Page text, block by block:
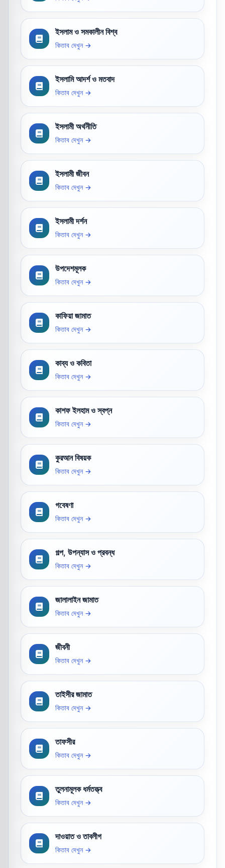
ইসলাম ও সমকালীন বিশ্ব
কিতাব দেখুন →
ইসলামি আদর্শ ও মতবাদ
কিতাব দেখুন →
ইসলামী অর্থনীতি
কিতাব দেখুন →
ইসলামী জীবন
কিতাব দেখুন →
ইসলামী দর্শন
কিতাব দেখুন →
উপদেশমূলক
কিতাব দেখুন →
কাফিয়া জামাত
কিতাব দেখুন →
কাব্য ও কবিতা
কিতাব দেখুন →
কাশফ ইলহাম ও স্বপ্ন
কিতাব দেখুন →
কুরআন বিষয়ক
কিতাব দেখুন →
গবেষণা
কিতাব দেখুন →
গল্প, উপন্যাস ও প্রবন্ধ
কিতাব দেখুন →
জালালাইন জামাত
কিতাব দেখুন →
জীবনী
কিতাব দেখুন →
তাইসীর জামাত
কিতাব দেখুন →
তাফসীর
কিতাব দেখুন →
তুলনামূলক ধর্মতত্ত্ব
কিতাব দেখুন →
দাওয়াত ও তাবলীগ
কিতাব দেখুন →